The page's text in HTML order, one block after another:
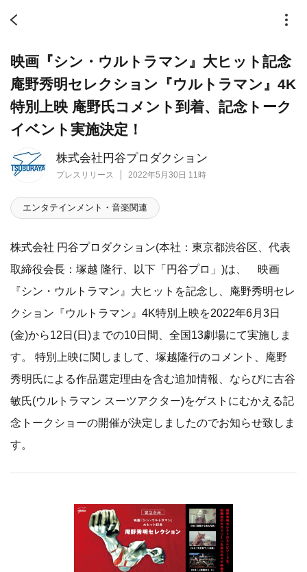
株式会社円谷プロダクション
プレスリリース 2022年5月30日 11時
映画『シン・ウルトラマン』大ヒット記念
庵野秀明セレクション『ウルトラマン』4K
特別上映 庵野氏コメント到着、記念トーク
イベント実施決定！
エンタテインメント・音楽関連
株式会社 円谷プロダクション(本社：東京都渋谷区、代表
取締役会長：塚越 隆行、以下「円谷プロ」)は、 映画
『シン・ウルトラマン』大ヒットを記念し、庵野秀明セレ
クション『ウルトラマン』4K特別上映を2022年6月3日
(金)から12日(日)までの10日間、全国13劇場にて実施しま
す。 特別上映に関しまして、塚越隆行のコメント、庵野
秀明氏による作品選定理由を含む追加情報、ならびに古谷
敏氏(ウルトラマン スーツアクター)をゲストにむかえる記
念トークショーの開催が決定しましたのでお知らせ致しま
す。